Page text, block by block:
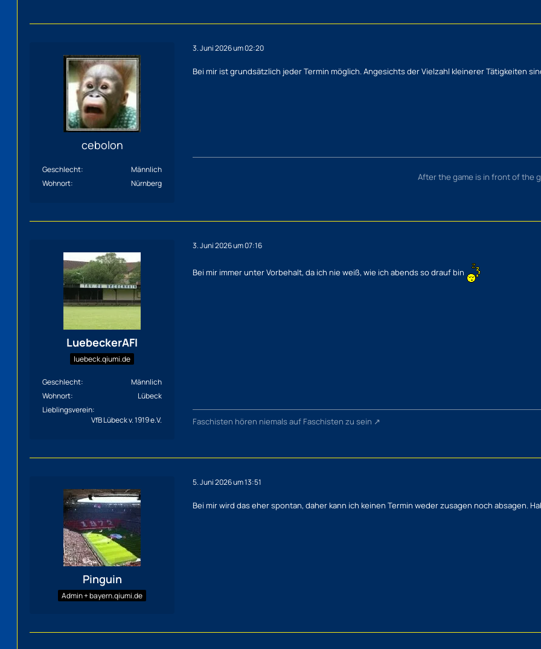
cebolon
Geschlecht
Männlich
Wohnort
Nürnberg
3. Juni 2026 um 02:20
Bei mir ist grundsätzlich jeder Termin möglich. Angesichts der Vielzahl kleinerer Tätigkeiten
After the game is in front of the
LuebeckerAFI
luebeck.qiumi.de
Geschlecht
Männlich
Wohnort
Lübeck
Lieblingsverein
VfB Lübeck v. 1919 e.V.
3. Juni 2026 um 07:16
Bei mir immer unter Vorbehalt, da ich nie weiß, wie ich abends so drauf bin
Faschisten hören niemals auf Faschisten zu sein
Pinguin
Admin + bayern.qiumi.de
5. Juni 2026 um 13:51
Bei mir wird das eher spontan, daher kann ich keinen Termin weder zusagen noch absagen.